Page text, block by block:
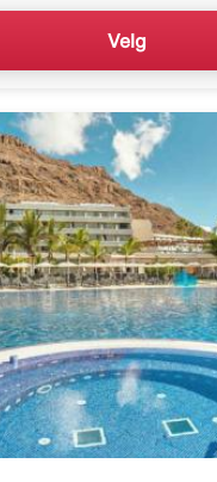
Velg